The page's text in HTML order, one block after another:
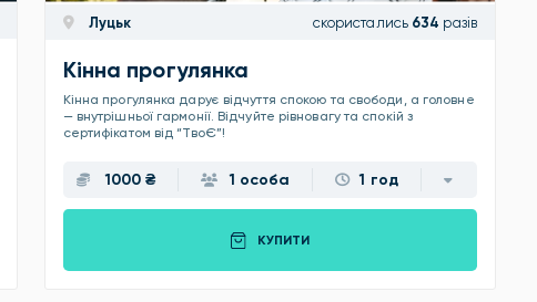
Луцьк скористались 634 разів
Кінна прогулянка
Кінна прогулянка дарує відчуття спокою та свободи, а головне
— внутрішньої гармонії. Відчуйте рівновагу та спокій з
сертифікатом від “ТвоЄ”!
1000 ₴ 1 особа 1 год
КУПИТИ